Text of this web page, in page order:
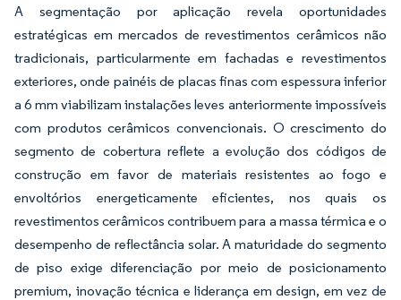
A segmentação por aplicação revela oportunidades
estratégicas em mercados de revestimentos cerâmicos não
tradicionais, particularmente em fachadas e revestimentos
exteriores, onde painéis de placas finas com espessura inferior
a 6 mm viabilizam instalações leves anteriormente impossíveis
com produtos cerâmicos convencionais. O crescimento do
segmento de cobertura reflete a evolução dos códigos de
construção em favor de materiais resistentes ao fogo e
envoltórios energeticamente eficientes, nos quais os
revestimentos cerâmicos contribuem para a massa térmica e o
desempenho de reflectância solar. A maturidade do segmento
de piso exige diferenciação por meio de posicionamento
premium, inovação técnica e liderança em design, em vez de